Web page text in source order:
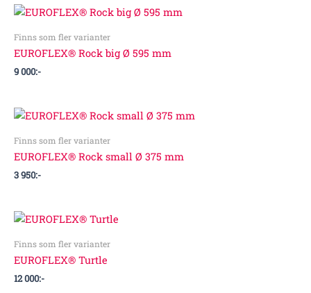
Finns som fler varianter
EUROFLEX® Rock big Ø 595 mm
9 000:-
Finns som fler varianter
EUROFLEX® Rock small Ø 375 mm
3 950:-
Finns som fler varianter
EUROFLEX® Turtle
12 000:-